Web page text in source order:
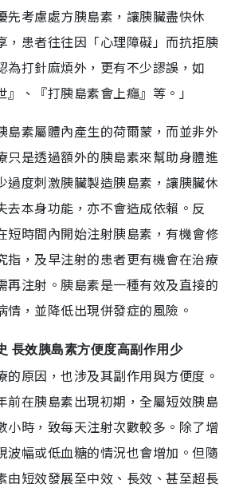
先考慮處方胰島素，讓胰臟盡快休
，患者往往因「心理障礙」而抗拒胰
為打針麻煩外，更有不少謬誤，如
』、『打胰島素會上癮』等。」
島素屬體內產生的荷爾蒙，而並非外
只是透過額外的胰島素來幫助身體進
過度刺激胰臟製造胰島素，讓胰臟休
去本身功能，亦不會造成依賴。反
短時間內開始注射胰島素，有機會修
指，及早注射的患者更有機會在治療
再注射。胰島素是一種有效及直接的
情，並降低出現併發症的風險。
長效胰島素方便度高副作用少
的原因，也涉及其副作用與方便度。
前在胰島素出現初期，全屬短效胰島
小時，致每天注射次數較多。除了增
波幅或低血糖的情況也會增加。但隨
由短效發展至中效、長效、甚至超長